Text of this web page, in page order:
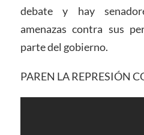
debate y hay
amenazas contra sus
parte del gobierno.
PAREN LA REPRESIÓN